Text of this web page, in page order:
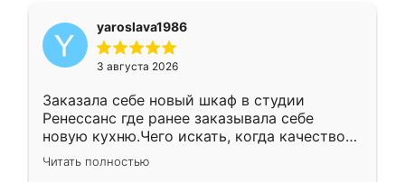
yaroslava1986
3 августа 2026
Заказала себе новый шкаф в студии
Ренессанс где ранее заказывала себе
новую кухню.Чего искать, когда качеством
вполне довольна. Служит кухня уже почти
два года, нареканий нет.
Читать полностью